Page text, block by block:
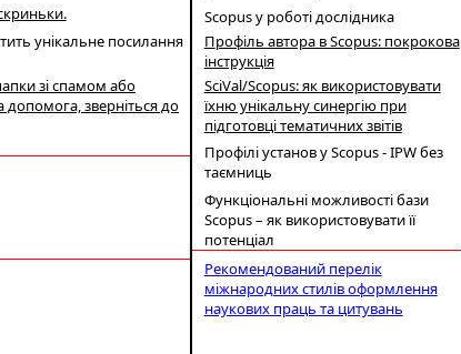
унікальне посилання
зі спамом або
допомога, зверніться до
Scopus у роботі дослідника
Профіль автора в Scopus: покрокова
інструкція
SciVal/Scopus: як використовувати
їхню унікальну синергію при
підготовці тематичних звітів
Профілі установ у Scopus - IPW без
таємниць
Функціональні можливості бази
Scopus – як використовувати її
потенціал
Рекомендований перелік
міжнародних стилів оформлення
наукових праць та цитувань